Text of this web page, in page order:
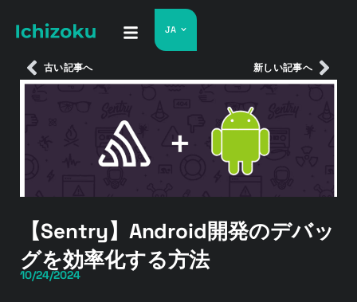
JA
古い記事へ 新しい記事へ
【Sentry】Android開発のデバッ
グを効率化する方法
10/24/2024